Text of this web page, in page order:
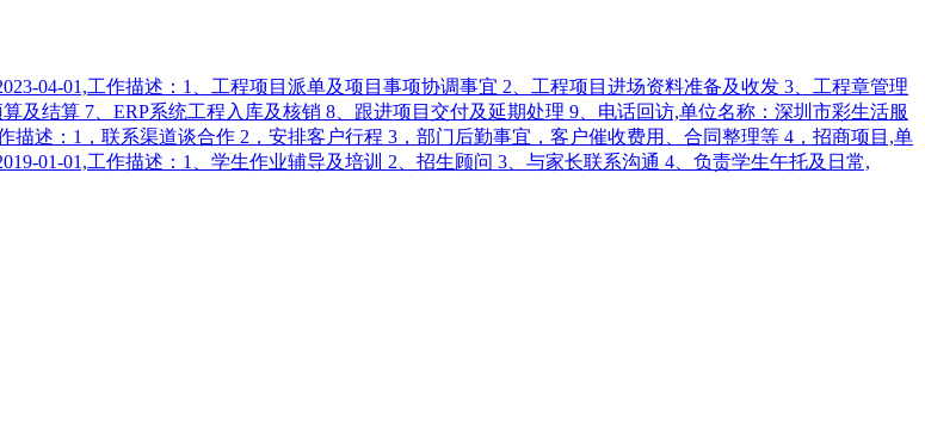
04-01,工作描述：1、工程项目派单及项目事项协调事宜 2、工程项目进场资料准备及收发 3、工程章管理
及结算 7、ERP系统工程入库及核销 8、跟进项目交付及延期处理 9、电话回访,单位名称：深圳市彩生活服
描述：1，联系渠道谈合作 2，安排客户行程 3，部门后勤事宜，客户催收费用、合同整理等 4，招商项目,单
01-01,工作描述：1、学生作业辅导及培训 2、招生顾问 3、与家长联系沟通 4、负责学生午托及日常,